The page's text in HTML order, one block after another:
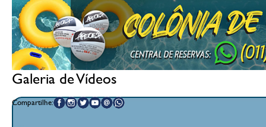
Galeria de Vídeos
Compartilhe: